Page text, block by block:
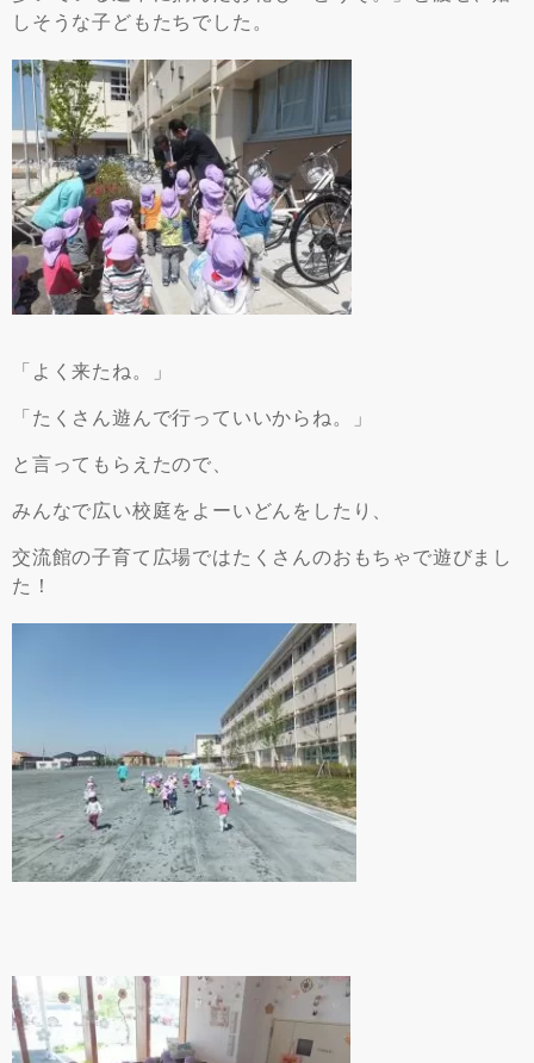
しそうな子どもたちでした。
「よく来たね。」
「たくさん遊んで行っていいからね。」
と言ってもらえたので、
みんなで広い校庭をよーいどんをしたり、
交流館の子育て広場ではたくさんのおもちゃで遊びまし
た！